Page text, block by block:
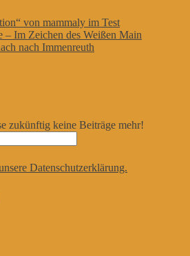
von mammaly im Test
– Im Zeichen des Weißen Main
nach Immenreuth
zukünftig keine Beiträge mehr!
Datenschutzerklärung.